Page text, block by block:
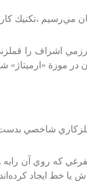
مي‌رسيم‌ ،تكنيك‌
اشراف‌ را
در موزة‌
فلزكاري‌ شاخصي‌
كه‌ روي‌ آن‌ رابه‌
خط‌ ايجاد كرده‌اند.